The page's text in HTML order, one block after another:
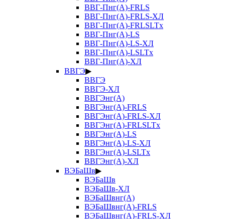
ВВГ-Пнг(А)-FRLS
ВВГ-Пнг(А)-FRLS-ХЛ
ВВГ-Пнг(А)-FRLSLTx
ВВГ-Пнг(А)-LS
ВВГ-Пнг(А)-LS-ХЛ
ВВГ-Пнг(А)-LSLTx
ВВГ-Пнг(А)-ХЛ
ВВГЭ▶
ВВГЭ
ВВГЭ-ХЛ
ВВГЭнг(А)
ВВГЭнг(А)-FRLS
ВВГЭнг(А)-FRLS-ХЛ
ВВГЭнг(А)-FRLSLTx
ВВГЭнг(А)-LS
ВВГЭнг(А)-LS-ХЛ
ВВГЭнг(А)-LSLTx
ВВГЭнг(А)-ХЛ
ВЭБаШв▶
ВЭБаШв
ВЭБаШв-ХЛ
ВЭБаШвнг(А)
ВЭБаШвнг(А)-FRLS
ВЭБаШвнг(А)-FRLS-ХЛ